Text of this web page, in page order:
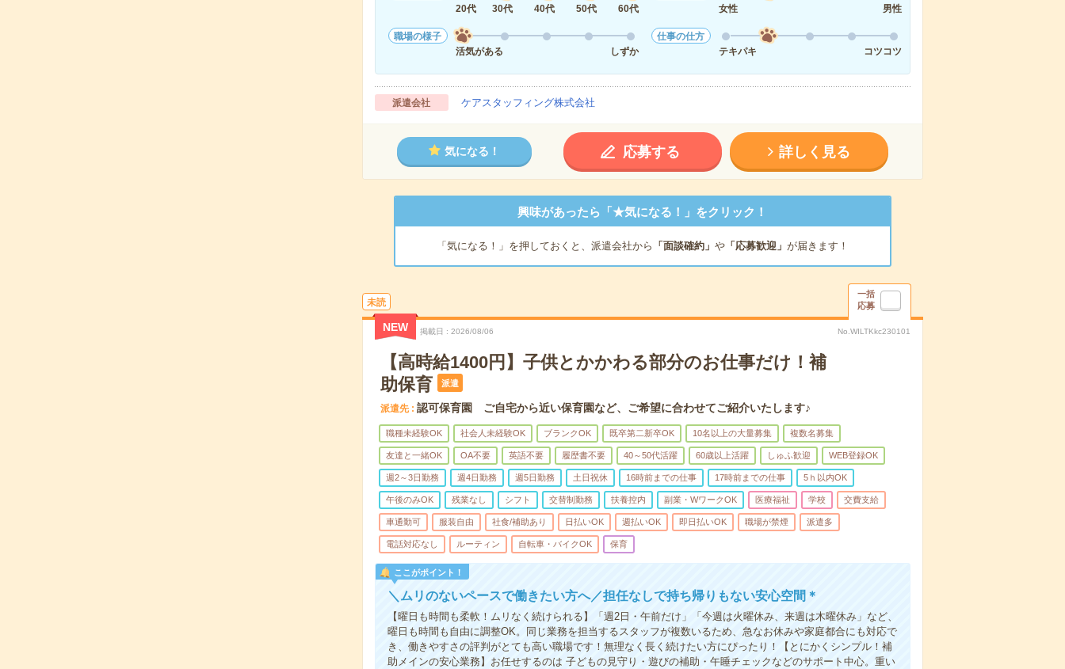
20代
30代 40代 50代 60代
女性
男性
職場の様子
活気がある
しずか
仕事の仕方
テキパキ
コツコツ
派遣会社 ケアスタッフィング株式会社
気になる！ 応募する 詳しく見る
興味があったら「★気になる！」をクリック！
「気になる！」を押しておくと、派遣会社から 「面談確約」 や「応募歓迎」 が届きます！
未読
一括
応募
NEW 掲載日 2026/08/06 No.WILTKkc230101
【高時給1400円】子供とかかわる部分のお仕事だけ！補
助保育
派遣
派遣先 認可保育園 ご自宅から近い保育園など、ご希望に合わせてご紹介いたします♪
職種未経験OK 社会人未経験OK ブランクOK 既卒第二新卒OK 10名以上の大量募集 複数名募集
友達と一緒OK OA不要 英語不要 履歴書不要 40～50代活躍 60歳以上活躍 しゅふ歓迎 WEB登録OK
週2～3日勤務 週4日勤務 週5日勤務 土日祝休 16時前までの仕事 17時前までの仕事 5ｈ以内OK
午後のみOK 残業なし シフト 交替制勤務 扶養控内 副業・WワークOK 医療福祉 学校 交費支給
車通勤可 服装自由 社食/補助あり 日払いOK 週払いOK 即日払いOK 職場が禁煙 派遣多
電話対応なし ルーティン 自転車・バイクOK 保育
ここがポイント！
＼ムリのないペースで働きたい方へ／担任なしで持ち帰りもない安心空間＊
【曜日も時間も柔軟！ムリなく続けられる】「週2日・午前だけ」「今週は火曜休み、来週は木曜休み」など、
曜日も時間も自由に調整OK。同じ業務を担当するスタッフが複数いるため、急なお休みや家庭都合にも対応で
き、働きやすさの評判がとても高い職場です！無理なく長く続けたい方にぴったり！【とにかくシンプル！補
助メインの安心業務】お任せするのは 子どもの見守り・遊びの補助・午睡チェックなどのサポート中心。重い